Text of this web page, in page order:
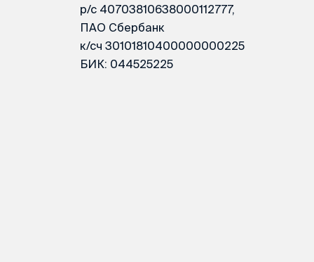
р/с 40703810638000112777,
ПАО Сбербанк
к/сч 30101810400000000225
БИК: 044525225